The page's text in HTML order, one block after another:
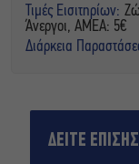
Τιμές Εισιτηρίων:
Άνεργοι, ΑΜΕΑ: 5€
Διάρκεια
ΔΕΙΤΕ ΕΠΙΣΗΣ